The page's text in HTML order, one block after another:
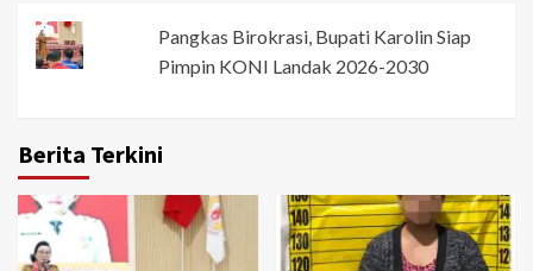
Pangkas Birokrasi, Bupati Karolin Siap
Pimpin KONI Landak 2026-2030
Berita Terkini